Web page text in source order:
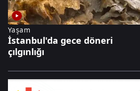
Yaşam
İstanbul'da gece döneri
çılgınlığı